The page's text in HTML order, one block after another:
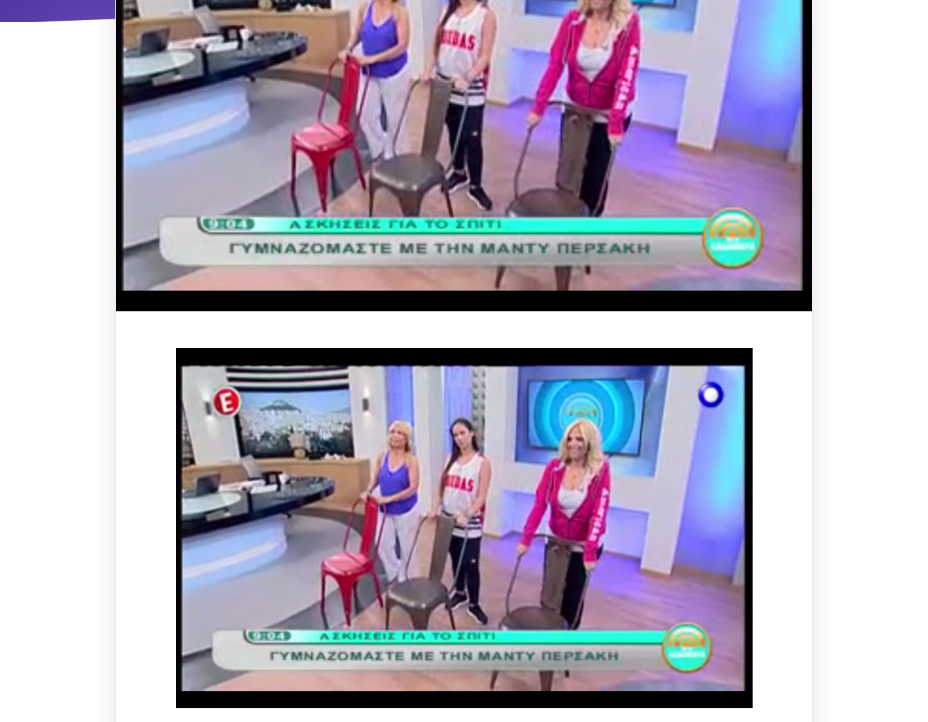
ΝΜ
Ένα μεγάλο και όμορφο γυμναστήριο κοντά στη θάλασσα
Κ
ΚΟΡΥΔΑΛΛOΣ
Το pilates έχει τον δικό του καταπληκτικό χώρο στον
Κορυδαλλό
ΠΕΥΚΗ
Η εξέλιξη της ευεξίας στην Πεύκη
ΠΣ
ΠΕΡΙΣΤΈΡΙNEOΣ ΧΩΡΟΣ
Προορισμός Pilates στην Καρδιά της Πόλης
Pilates by Mandy
FACEBOOK N.ΨΥΧΙΚΟΥ
Pilates by Mandy
FACEBOOK N.ΜΑΚΡΗΣ
Pilates by Mandy
FACEBOOK ΚΟΡΥΔΑΛΛΟΥ
Pilates by Mandy
FACEBOOK ΠΕΡΙΣΤΕΡΊΟΥ
Pilates by Mandy
ΚΑΝΑΛΙ YOUTUBE